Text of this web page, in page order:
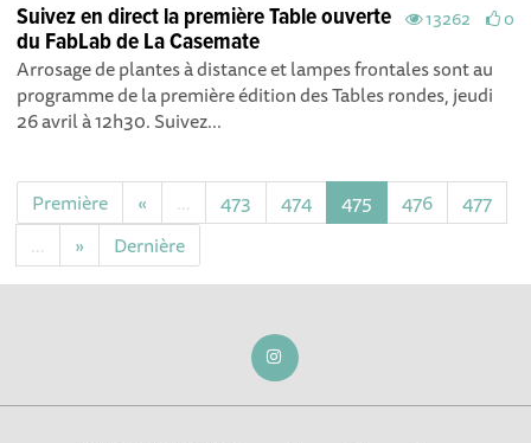
13262 0
Suivez en direct la première Table ouverte
du FabLab de La Casemate
Arrosage de plantes à distance et lampes frontales sont au
programme de la première édition des Tables rondes, jeudi
26 avril à 12h30. Suivez...
Première « … 473 474 475 476
477
…
» Dernière